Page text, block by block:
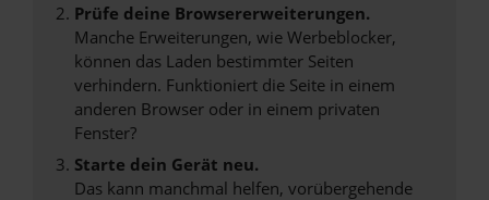
Prüfe deine Browsererweiterungen.
Manche Erweiterungen, wie Werbeblocker,
können das Laden bestimmter Seiten
verhindern. Funktioniert die Seite in einem
anderen Browser oder in einem privaten
Fenster?
Starte dein Gerät neu.
Das kann manchmal helfen, vorübergehende